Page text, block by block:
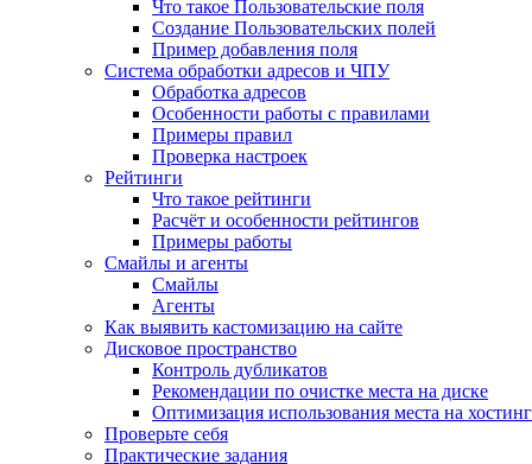
Что такое Пользовательские поля
Создание Пользовательских полей
Пример добавления поля
Система обработки адресов и ЧПУ
Обработка адресов
Особенности работы с правилами
Примеры правил
Проверка настроек
Рейтинги
Что такое рейтинги
Расчёт и особенности рейтингов
Примеры работы
Смайлы и агенты
Смайлы
Агенты
Как выявить кастомизацию на сайте
Дисковое пространство
Контроль дубликатов
Рекомендации по очистке места на диске
Оптимизация использования места на
Проверьте себя
Практические задания